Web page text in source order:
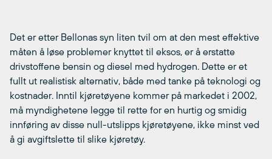
Det er etter Bellonas syn liten tvil om at den mest effektive
måten å løse problemer knyttet til eksos, er å erstatte
drivstoffene bensin og diesel med hydrogen. Dette er et
fullt ut realistisk alternativ, både med tanke på teknologi og
kostnader. Inntil kjøretøyene kommer på markedet i 2002,
må myndighetene legge til rette for en hurtig og smidig
innføring av disse null-utslipps kjøretøyene, ikke minst ved
å gi avgiftslette til slike kjøretøy.